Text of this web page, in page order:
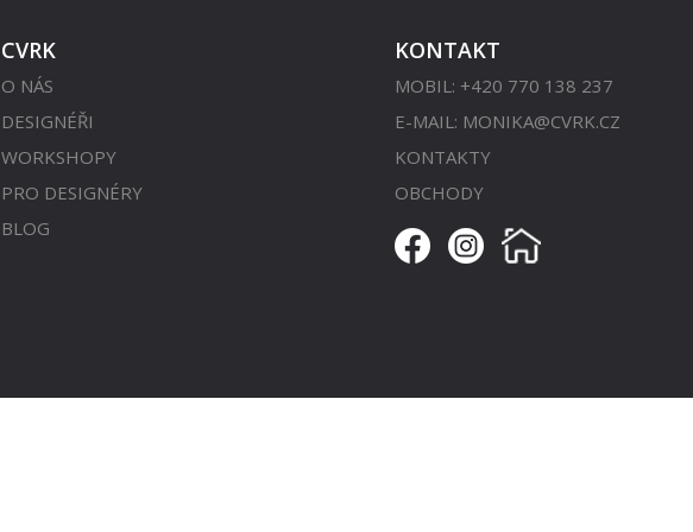
CVRK
O NÁS
DESIGNÉŘI
WORKSHOPY
PRO DESIGNÉRY
BLOG
KONTAKT
MOBIL: +420 770 138 237
E-MAIL: MONIKA@CVRK.CZ
KONTAKTY
OBCHODY